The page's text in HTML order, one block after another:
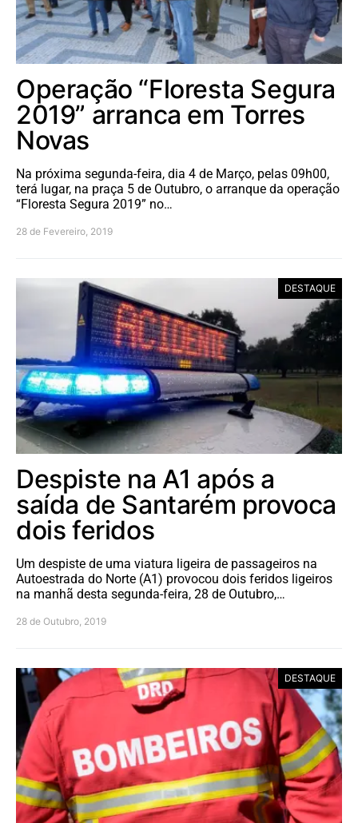
Operação “Floresta Segura
2019” arranca em Torres
Novas
Na próxima segunda-feira, dia 4 de Março, pelas 09h00,
terá lugar, na praça 5 de Outubro, o arranque da operação
“Floresta Segura 2019” no…
28 de Fevereiro, 2019
DESTAQUE
Despiste na A1 após a
saída de Santarém provoca
dois feridos
Um despiste de uma viatura ligeira de passageiros na
Autoestrada do Norte (A1) provocou dois feridos ligeiros
na manhã desta segunda-feira, 28 de Outubro,…
28 de Outubro, 2019
DESTAQUE